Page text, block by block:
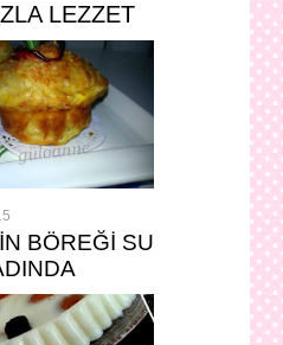
LEZZET
BÖREĞİ SU